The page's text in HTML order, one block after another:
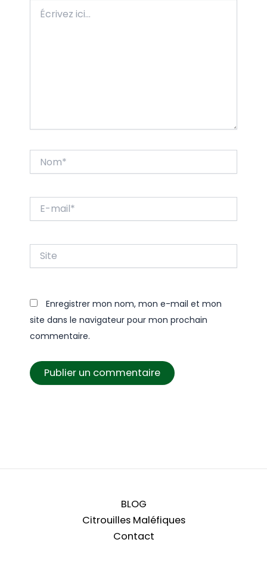
ici…
mail*
Enregistrer mon nom, mon e-mail et mon
site dans le navigateur pour mon prochain
commentaire.
BLOG
Citrouilles Maléfiques
Contact